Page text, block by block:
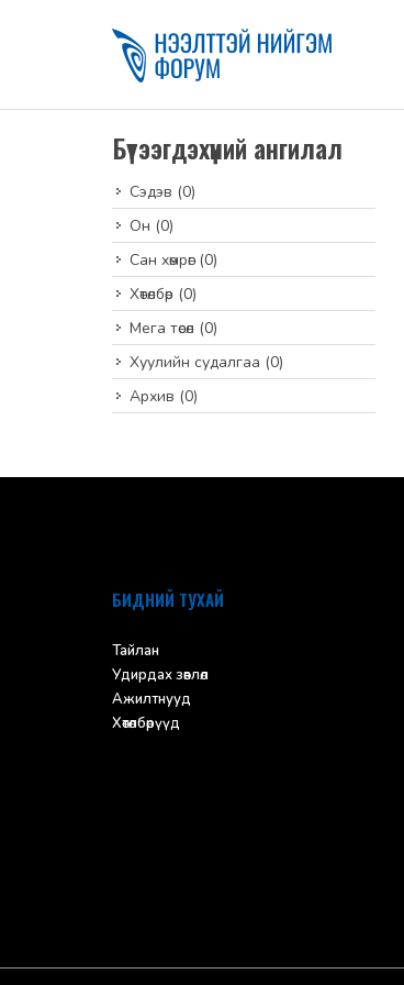
Бүтээгдэхүүний ангилал
Сэдэв (0)
Он (0)
Сан хөмрөг(0)
Хөтөлбөр (0)
Мега төсөл (0)
Хуулийн судалгаа (0)
Архив (0)
БИДНИЙ ТУХАЙ
Тайлан
Удирдах зөвлөл
Ажилтнууд
Хөтөлбөрүүд